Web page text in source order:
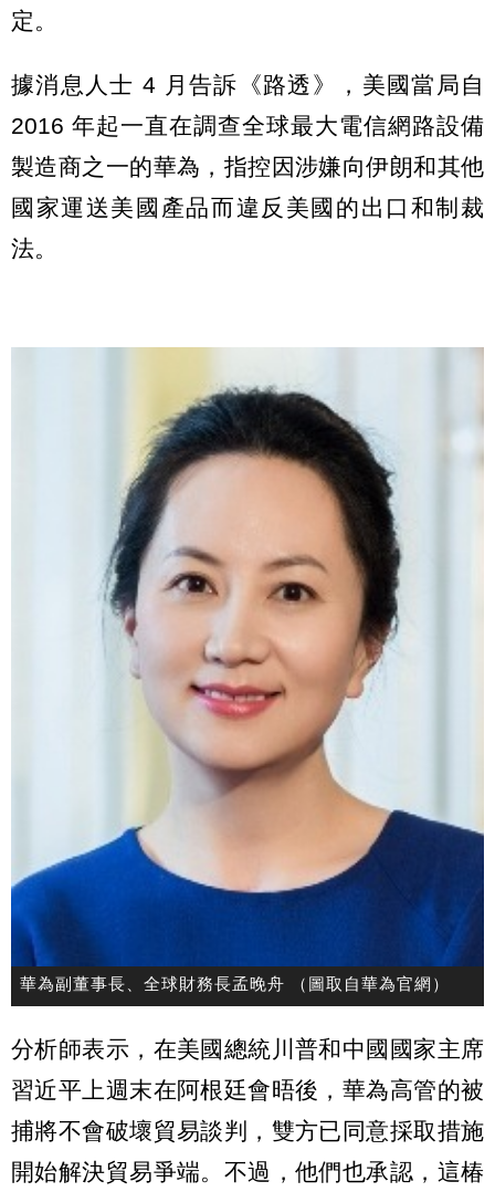
定。
據消息人士 4 月告訴《路透》，美國當局自
2016 年起一直在調查全球最大電信網路設備
製造商之一的華為，指控因涉嫌向伊朗和其他
國家運送美國產品而違反美國的出口和制裁
法。
華為副董事長、全球財務長孟晚舟 （圖取自華為官網）
分析師表示，在美國總統川普和中國國家主席
習近平上週末在阿根廷會晤後，華為高管的被
捕將不會破壞貿易談判，雙方已同意採取措施
開始解決貿易爭端。不過，他們也承認，這椿